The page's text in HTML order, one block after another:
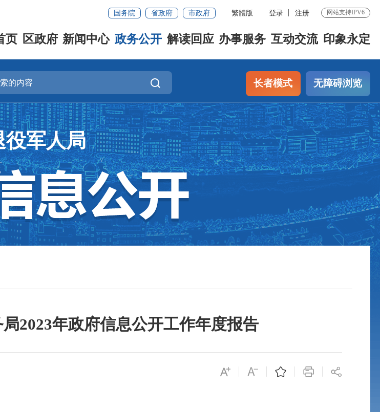
国务院 省政府 市政府 繁體版 登录 注册 网站支持IPV6
页 区政府 新闻中心 政务公开 解读回应 办事服务 互动交流 印象永定
长者模式 无障碍浏览
役军人局
2023年政府信息公开工作年度报告